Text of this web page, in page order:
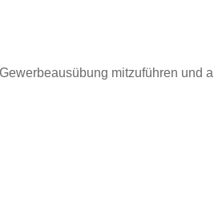
mitzuführen und